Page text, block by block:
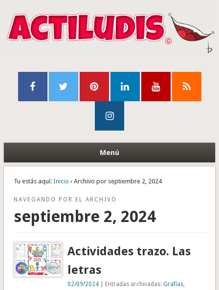
Menú
Tu estás aquí: Inicio › Archivo por septiembre 2, 2024
NAVEGANDO POR EL ARCHIVO
septiembre 2, 2024
Actividades trazo. Las
letras
02/09/2024 | Entradas archivadas:Grafías